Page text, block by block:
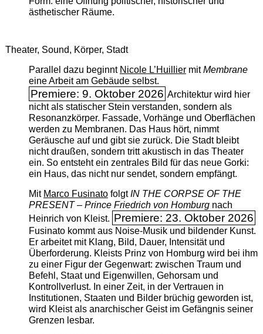
ästhetischer Räume.
Theater, Sound, Körper, Stadt
Parallel dazu beginnt Nicole L’Huilliermit ­Membrane
eine Arbeit am Gebäude selbst.
Premiere: 9. Oktober 2026 Architektur wird hier
nicht als statischer Stein verstanden, sondern als
Resonanzkörper. Fassade, Vorhänge und Oberflächen
werden zu Membranen. Das Haus hört, nimmt
Geräusche auf und gibt sie zurück. Die Stadt bleibt
nicht draußen, sondern tritt akustisch in das Theater
ein. So entsteht ein zentrales Bild für das neue Gorki:
ein Haus, das nicht nur sendet, sondern empfängt.
Mit Marco FusinatofolgtIN THE CORPSE OF THE
PRESENT – Prince Friedrich von Homburgnach
Heinrich von Kleist. Premiere: 23. Oktober 2026
Fusinato kommt aus Noise-Musik und bildender Kunst.
Er arbeitet mit Klang, Bild, Dauer, Intensität und
Überforderung. Kleists Prinz von Homburg wird bei ihm
zu einer Figur der Gegenwart: zwischen Traum und
Befehl, Staat und Eigenwillen, Gehorsam und
Kontrollverlust. In einer Zeit, in der Vertrauen in
Institutionen, Staaten und Bilder brüchig geworden ist,
wird Kleist als anarchischer Geist im Gefängnis seiner
Grenzen lesbar.